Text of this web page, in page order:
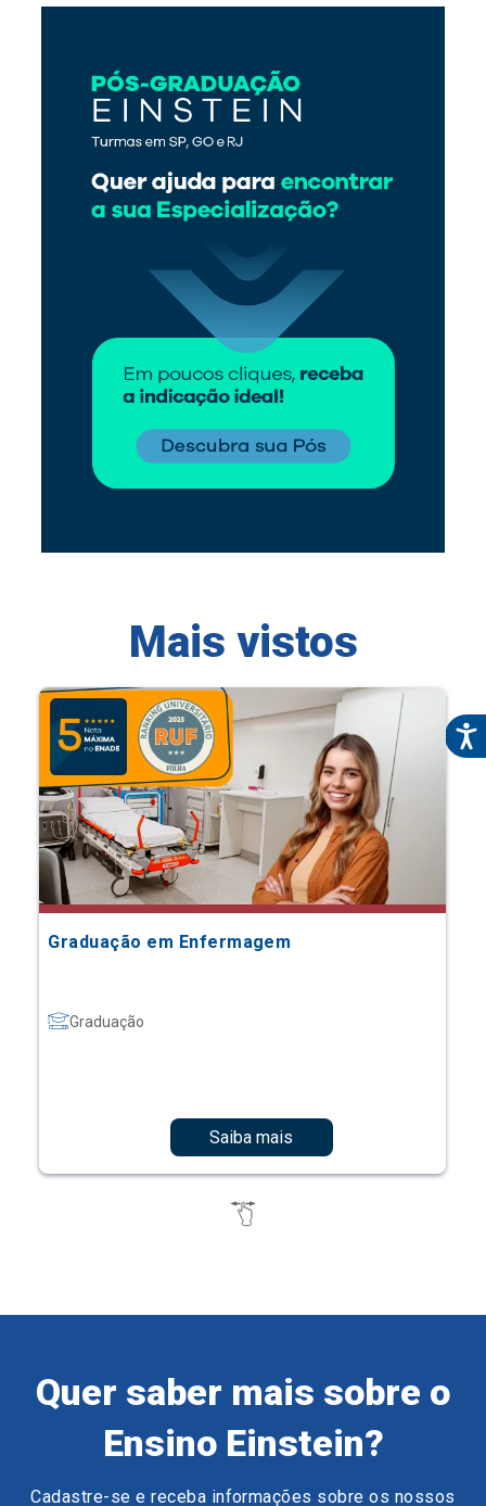
Mais vistos
Graduação em Enfermagem
Graduação
Saiba mais
Quer saber mais sobre o
Ensino Einstein?
Cadastre-se e receba informações sobre os nossos